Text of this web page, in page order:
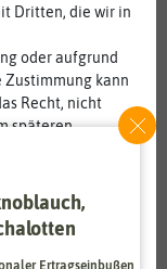
Dritten, die wir in
oder aufgrund
Zustimmung kann
Recht, nicht
späteren
Daten und
Ertragseinbußen